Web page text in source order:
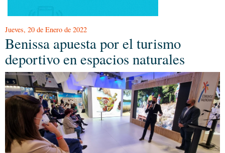
Jueves, 20 de Enero de 2022
Benissa apuesta por el turismo
deportivo en espacios naturales